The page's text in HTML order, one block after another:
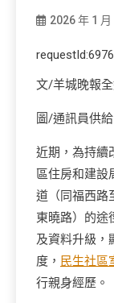
2026 年 1 月
文/羊城晚報
圖/通訊員供給
近期，為持續
區住房和建設
道（同福西路
東曉路）的途
及資料升級，
度， 民生社區
行親身經歷。